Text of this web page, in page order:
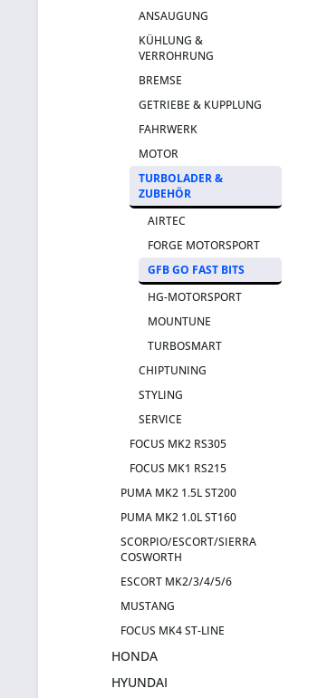
ANSAUGUNG
KÜHLUNG &
VERROHRUNG
BREMSE
GETRIEBE & KUPPLUNG
FAHRWERK
MOTOR
TURBOLADER &
ZUBEHÖR
AIRTEC
FORGE MOTORSPORT
GFB GO FAST BITS
HG-MOTORSPORT
MOUNTUNE
TURBOSMART
CHIPTUNING
STYLING
SERVICE
FOCUS MK2 RS305
FOCUS MK1 RS215
PUMA MK2 1.5L ST200
PUMA MK2 1.0L ST160
SCORPIO/ESCORT/SIERRA
COSWORTH
ESCORT MK2/3/4/5/6
MUSTANG
FOCUS MK4 ST-LINE
HONDA
HYUNDAI